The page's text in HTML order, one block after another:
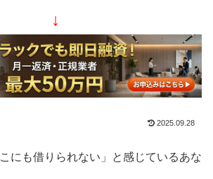
↓
2025.09.28
にも借りられない」と感じているあな